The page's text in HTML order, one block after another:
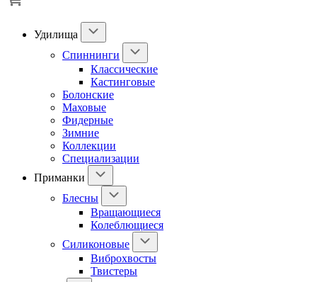
Удилища
Спиннинги
Классические
Кастинговые
Болонские
Маховые
Фидерные
Зимние
Коллекции
Специализации
Приманки
Блесны
Вращающиеся
Колеблющиеся
Силиконовые
Виброхвосты
Твистеры